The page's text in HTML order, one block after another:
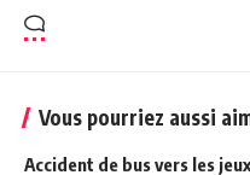
Vous pourriez aussi
Accident de bus vers les